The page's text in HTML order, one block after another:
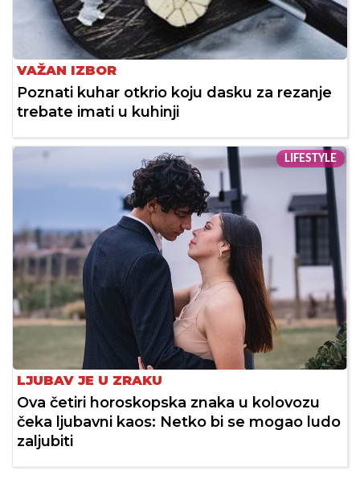
VAŽAN IZBOR
Poznati kuhar otkrio koju dasku za rezanje
trebate imati u kuhinji
LIFESTYLE
LJUBAV JE U ZRAKU
Ova četiri horoskopska znaka u kolovozu
čeka ljubavni kaos: Netko bi se mogao ludo
zaljubiti